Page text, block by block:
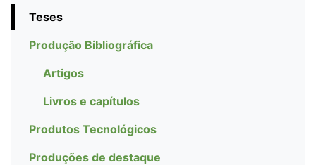
Teses
Produção Bibliográfica
Artigos
Livros e capítulos
Produtos Tecnológicos
Produções de destaque